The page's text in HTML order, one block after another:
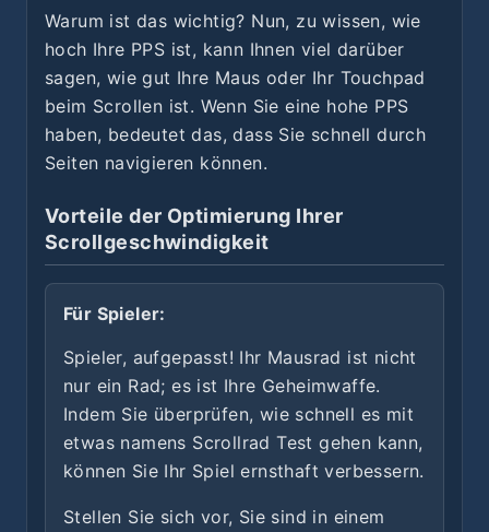
Warum ist das wichtig? Nun, zu wissen, wie
hoch Ihre PPS ist, kann Ihnen viel darüber
sagen, wie gut Ihre Maus oder Ihr Touchpad
beim Scrollen ist. Wenn Sie eine hohe PPS
haben, bedeutet das, dass Sie schnell durch
Seiten navigieren können.
Vorteile der Optimierung Ihrer
Scrollgeschwindigkeit
Für Spieler:
Spieler, aufgepasst! Ihr Mausrad ist nicht
nur ein Rad; es ist Ihre Geheimwaffe.
Indem Sie überprüfen, wie schnell es mit
etwas namens Scrollrad Test gehen kann,
können Sie Ihr Spiel ernsthaft verbessern.
Stellen Sie sich vor, Sie sind in einem